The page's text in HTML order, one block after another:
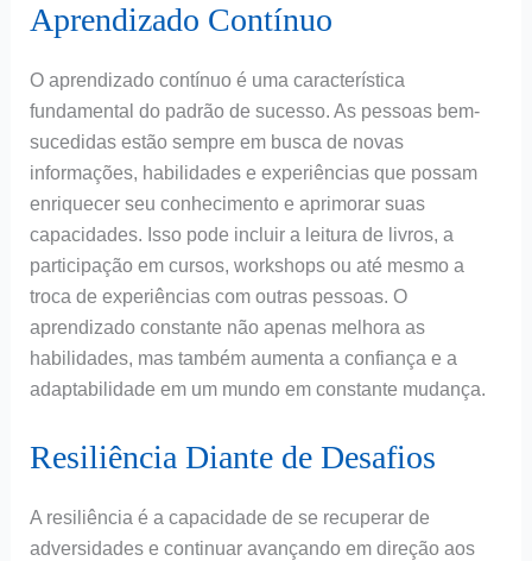
Aprendizado Contínuo
O aprendizado contínuo é uma característica
fundamental do padrão de sucesso. As pessoas bem-
sucedidas estão sempre em busca de novas
informações, habilidades e experiências que possam
enriquecer seu conhecimento e aprimorar suas
capacidades. Isso pode incluir a leitura de livros, a
participação em cursos, workshops ou até mesmo a
troca de experiências com outras pessoas. O
aprendizado constante não apenas melhora as
habilidades, mas também aumenta a confiança e a
adaptabilidade em um mundo em constante mudança.
Resiliência Diante de Desafios
A resiliência é a capacidade de se recuperar de
adversidades e continuar avançando em direção aos